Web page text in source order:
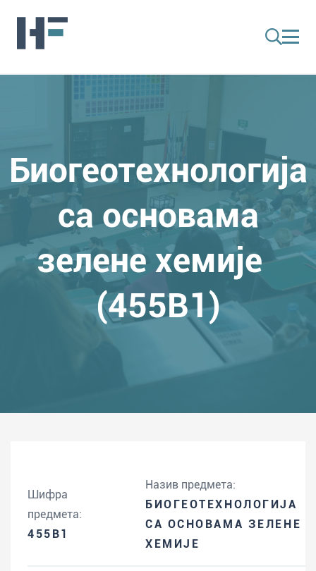
Биогеотехнологија
са основама
зелене хемије
(455B1)
Шифра
предмета:
455B1
Назив предмета:
БИОГЕОТЕХНОЛОГИЈА
СА ОСНОВАМА ЗЕЛЕНЕ
ХЕМИЈЕ